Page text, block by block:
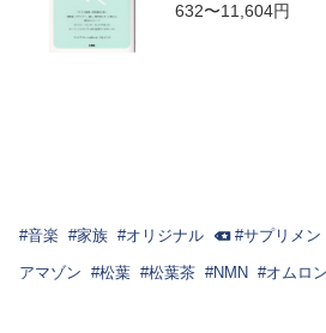
632〜11,604円
#音楽 #家族 #オリジナル #サプリメン
アマゾン #松葉 #松葉茶 #NMN #オムロン